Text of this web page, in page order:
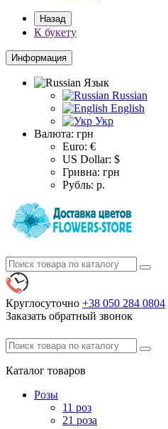
Назад
К букету
Информация
Язык
Russian
English
Укр
Валюта: грн
Euro: €
US Dollar: $
Гривна: грн
Рубль: р.
Круглосуточно +38 050 284 0804
Заказать обратный звонок
Каталог товаров
Розы
11 роз
21 роза